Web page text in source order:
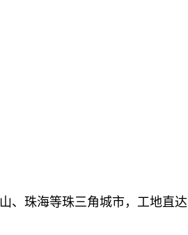
、珠海等珠三角城市，工地直达